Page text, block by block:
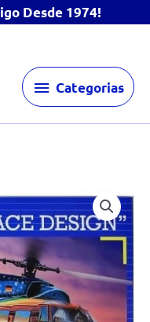
Desde 1974!
Categorias
Categorias